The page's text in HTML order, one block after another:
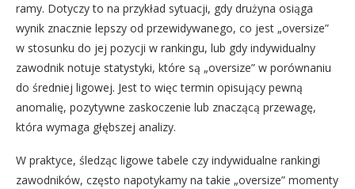
ramy. Dotyczy to na przykład sytuacji, gdy drużyna osiąga
wynik znacznie lepszy od przewidywanego, co jest „oversize”
w stosunku do jej pozycji w rankingu, lub gdy indywidualny
zawodnik notuje statystyki, które są „oversize” w porównaniu
do średniej ligowej. Jest to więc termin opisujący pewną
anomalię, pozytywne zaskoczenie lub znaczącą przewagę,
która wymaga głębszej analizy.
W praktyce, śledząc ligowe tabele czy indywidualne rankingi
zawodników, często napotykamy na takie „oversize” momenty